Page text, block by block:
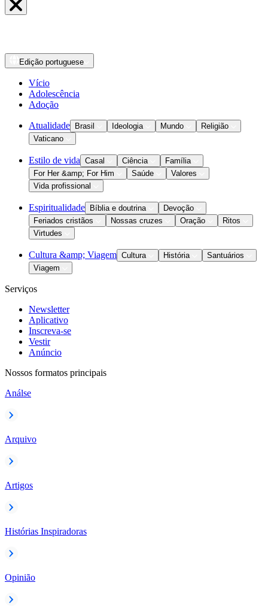
Edição portuguese
Vício
Adolescência
Adoção
Atualidade Brasil Ideologia Mundo
Religião
Vaticano
Estilo de vida Casal Ciência
Família
For Her &amp; For Him
Saúde
Valores
Vida profissional
Espiritualidade Bíblia e doutrina
Devoção
Feriados cristãos
Nossas cruzes Oração
Ritos
Virtudes
Cultura &amp; Viagem Cultura História
Santuários
Viagem
Serviços
Newsletter
Aplicativo
Inscreva-se
Vestir
Anúncio
Nossos formatos principais
Análse
Arquivo
Artigos
Histórias Inspiradoras
Opinião